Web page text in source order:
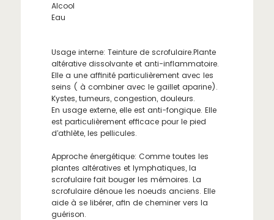
Alcool
Eau
Usage interne: Teinture de scrofulaire.Plante
altérative dissolvante et anti-inflammatoire.
Elle a une affinité particulièrement avec les
seins ( à combiner avec le gaillet aparine).
Kystes, tumeurs, congestion, douleurs.
En usage externe, elle est anti-fongique. Elle
est particulièrement efficace pour le pied
d'athlète, les pellicules.
Approche énergétique: Comme toutes les
plantes altératives et lymphatiques, la
scrofulaire fait bouger les mémoires. La
scrofulaire dénoue les noeuds anciens. Elle
aide à se libérer, afin de cheminer vers la
guérison.